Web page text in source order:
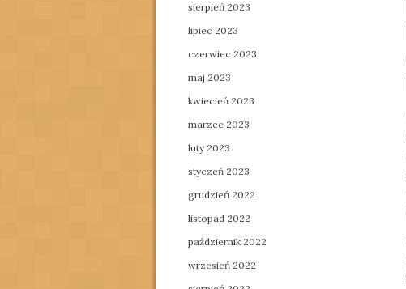
sierpień 2023
lipiec 2023
czerwiec 2023
maj 2023
kwiecień 2023
marzec 2023
luty 2023
styczeń 2023
grudzień 2022
listopad 2022
październik 2022
wrzesień 2022